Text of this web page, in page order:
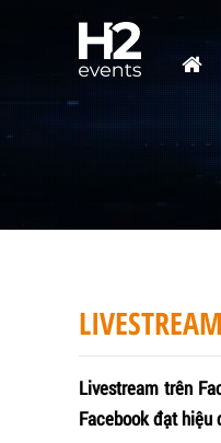
Livestream trên
Facebook đạt